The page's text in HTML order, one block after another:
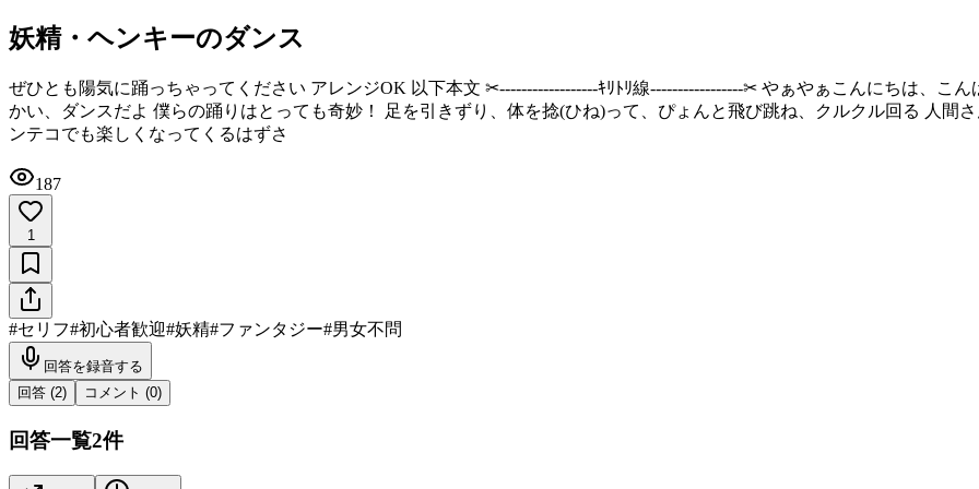
妖精・ヘンキーのダンス
ぜひとも陽気に踊っちゃってください アレンジOK 以下本文 ‪✂︎‬------------------ｷﾘﾄﾘ線-----------------‪✂︎ やぁやぁこんにちは、こ
かい、ダンスだよ 僕らの踊りはとっても奇妙！ 足を引きずり、体を捻(ひね)って、ぴょんと飛び跳ね、クルクル回る 人間
ンテコでも楽しくなってくるはずさ
187
1
#セリフ#初心者歓迎#妖精#ファンタジー#男女不問
回答を録音する
回答 (2) コメント (0)
回答一覧2件